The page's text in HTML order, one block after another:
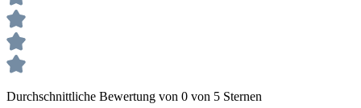
Durchschnittliche Bewertung von 0 von 5 Sternen